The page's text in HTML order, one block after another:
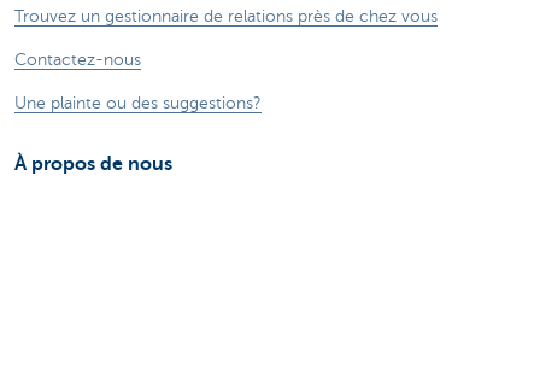
Trouvez un gestionnaire de relations près de chez vous
Contactez-nous
Une plainte ou des suggestions?
À propos de nous